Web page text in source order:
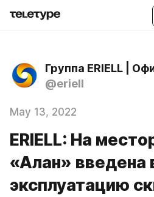
Группа ERIELL |
@eriell
May 13, 2022
ERIELL: На
«Алан» введена
эксплуатацию